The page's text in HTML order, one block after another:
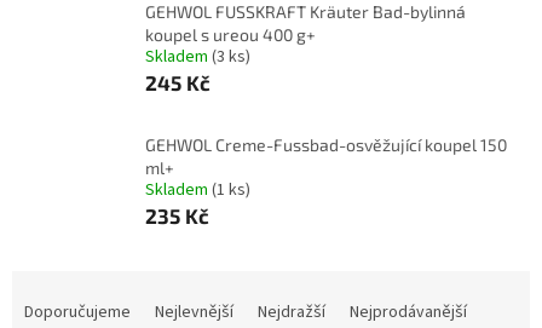
GEHWOL FUSSKRAFT Kräuter Bad-bylinná
koupel s ureou 400 g+
Skladem (3 ks)
245 Kč
GEHWOL Creme-Fussbad-osvěžující koupel 150
ml+
Skladem (1 ks)
235 Kč
Doporučujeme Nejlevnější Nejdražší
Nejprodávanější